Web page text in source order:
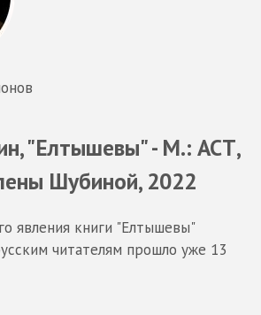
"Елтышевы" - М.: АСТ,
Шубиной, 2022
явления книги "Елтышевы"
читателям прошло уже 13